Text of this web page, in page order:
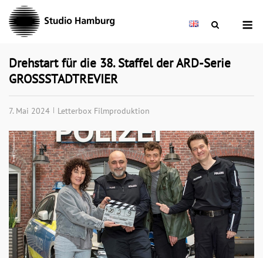
Skip
content
Drehstart für die 38. Staffel der ARD-Serie
GROSSSTADTREVIER
7. Mai 2024 Letterbox Filmproduktion